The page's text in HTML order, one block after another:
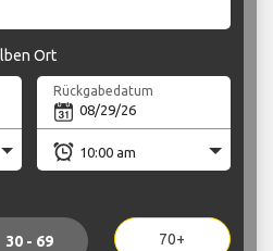
Ort
Rückgabedatum
30 - 69 70+